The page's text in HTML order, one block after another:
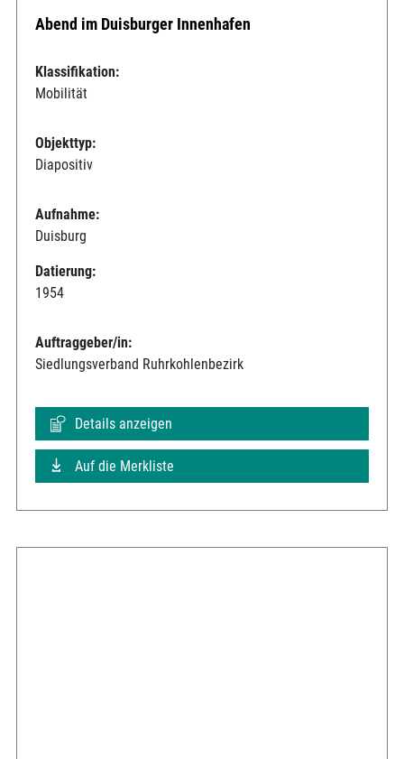
Abend im Duisburger Innenhafen
Klassifikation:
Mobilität
Objekttyp:
Diapositiv
Aufnahme:
Duisburg
Datierung:
1954
Auftraggeber/in:
Siedlungsverband Ruhrkohlenbezirk
Details anzeigen
Auf die Merkliste